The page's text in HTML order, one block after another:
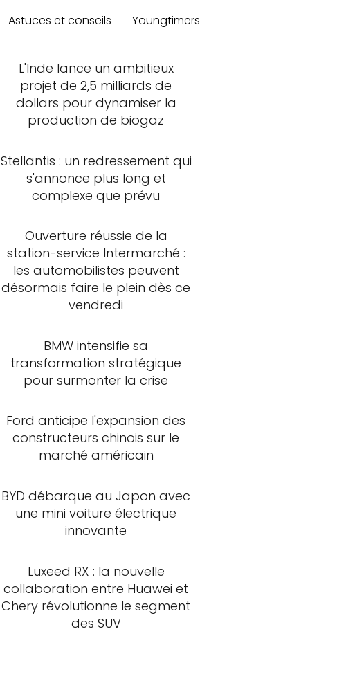
Astuces et conseils Youngtimers
L'Inde lance un ambitieux
projet de 2,5 milliards de
dollars pour dynamiser la
production de biogaz
Stellantis : un redressement qui
s'annonce plus long et
complexe que prévu
Ouverture réussie de la
station-service Intermarché :
les automobilistes peuvent
désormais faire le plein dès ce
vendredi
BMW intensifie sa
transformation stratégique
pour surmonter la crise
Ford anticipe l'expansion des
constructeurs chinois sur le
marché américain
BYD débarque au Japon avec
une mini voiture électrique
innovante
Luxeed RX : la nouvelle
collaboration entre Huawei et
Chery révolutionne le segment
des SUV